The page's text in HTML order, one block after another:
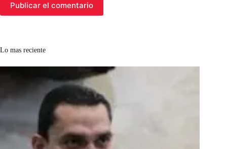
Publicar el comentario
Lo mas reciente